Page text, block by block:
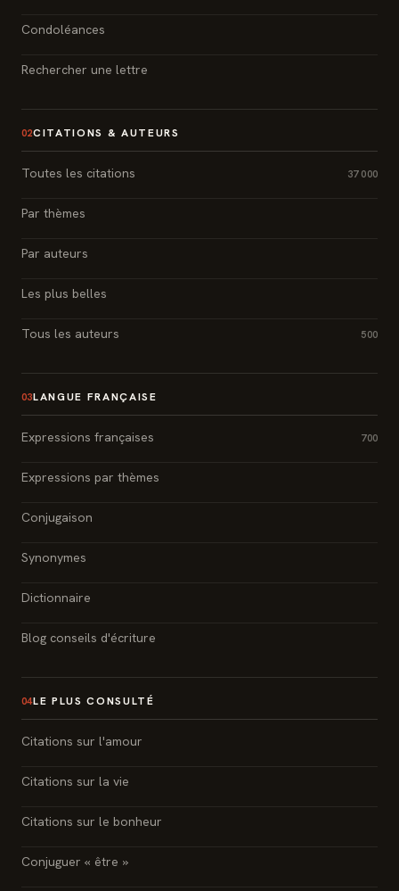
Condoléances
Rechercher une lettre
02CITATIONS & AUTEURS
Toutes les citations 37 000
Par thèmes
Par auteurs
Les plus belles
Tous les auteurs 500
03LANGUE FRANÇAISE
Expressions françaises 700
Expressions par thèmes
Conjugaison
Synonymes
Dictionnaire
Blog conseils d'écriture
04LE PLUS CONSULTÉ
Citations sur l'amour
Citations sur la vie
Citations sur le bonheur
Conjuguer « être »